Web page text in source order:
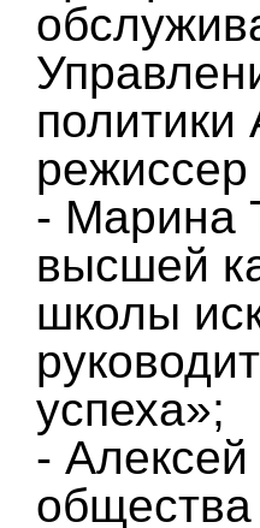
политики
режиссер
- Марина
высшей
школы
успеха»;
-
общества